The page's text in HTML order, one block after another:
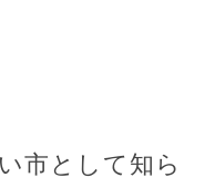
市として知ら